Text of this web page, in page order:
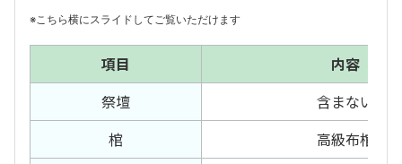
※こちら横にスライドしてご覧いただけます
項目
内容
祭壇
含まない
棺
高級布棺